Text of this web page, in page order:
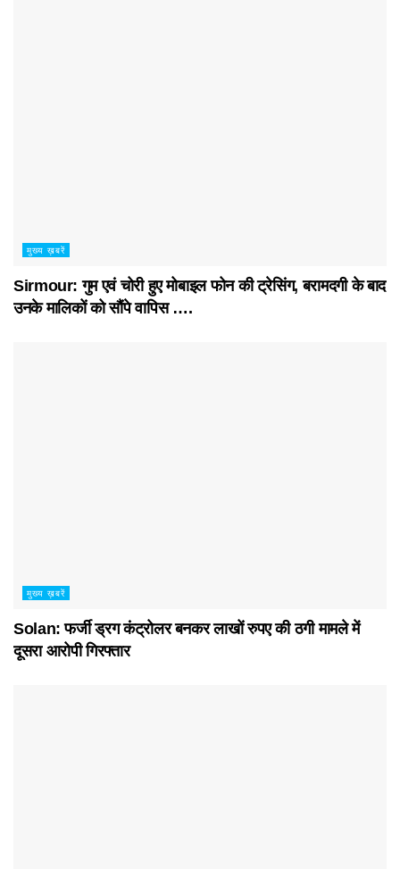
मुख्य ख़बरें
Sirmour: गुम एवं चोरी हुए मोबाइल फोन की ट्रेसिंग, बरामदगी के बाद
उनके मालिकों को सौंपे वापिस ….
मुख्य ख़बरें
Solan: फर्जी ड्रग कंट्रोलर बनकर लाखों रुपए की ठगी मामले में
दूसरा आरोपी गिरफ्तार